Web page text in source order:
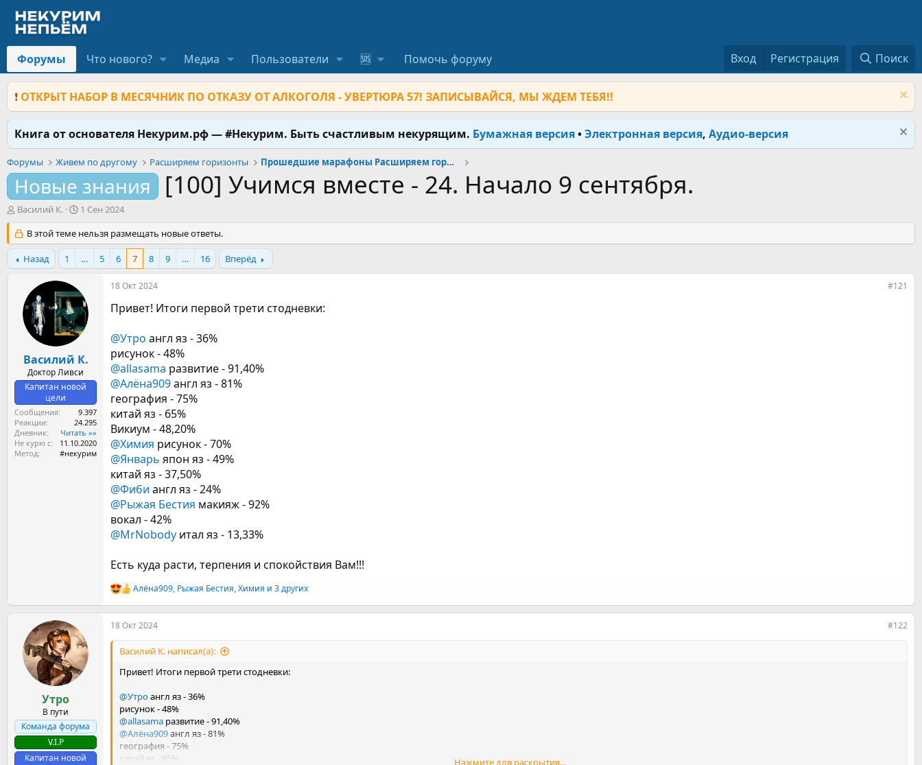
Форумы Что нового? Медиа Пользователи 🆘 Помочь форуму Вход Регистрация Поиск
❗ ОТКРЫТ НАБОР В МЕСЯЧНИК ПО ОТКАЗУ ОТ АЛКОГОЛЯ - УВЕРТЮРА 57! ЗАПИСЫВАЙСЯ, МЫ ЖДЕМ ТЕБЯ!!
Книга от основателя Некурим.рф — #Некурим. Быть счастливым некурящим. Бумажная версия•Электронная версия, Аудио-версия
Форумы Живем по другому Расширяем горизонты Прошедшие марафоны Расширяем горизонты
Новые знания [100] Учимся вместе - 24. Начало 9 сентября.
А
т
о
р
т
ы
Василий К.
Д
т
а
н
а
а
л
1 Сен 2024
В этой теме нельзя размещать новые ответы.
Назад 1 … 5 6 7 8 9 … 16 Вперёд
Василий К.
Доктор Ливси
Капитан новой
цели
Сообщения
9.397
Реакции
24.295
Дневник
Читать »»
Не курю с
11.10.2020
Метод
#некурим
18 Окт 2024 #121
Привет! Итоги первой трети стодневки:
@Утро англ яз - 36%
рисунок - 48%
@allasama развитие - 91,40%
@Алёна909англ яз - 81%
география - 75%
китай яз - 65%
Викиум - 48,20%
@Химия рисунок - 70%
@Январь япон яз - 49%
китай яз - 37,50%
@Фиби англ яз - 24%
@Рыжая Бестия макияж - 92%
вокал - 42%
@MrNobody итал яз - 13,33%
Есть куда расти, терпения и спокойствия Вам!!!
Р
е
а
к
Алёна909, Рыжая Бестия,Химия и 3 других
Утро
В пути
Команда форума
V.I.P
Капитан новой
18 Окт 2024 #122
Василий К. написал(а):
Привет! Итоги первой трети стодневки:
@Утроангл яз - 36%
рисунок - 48%
@allasama развитие - 91,40%
@Алёна909англ яз - 81%
география - 75%
китай яз - 65%
Нажмите для раскрытия...